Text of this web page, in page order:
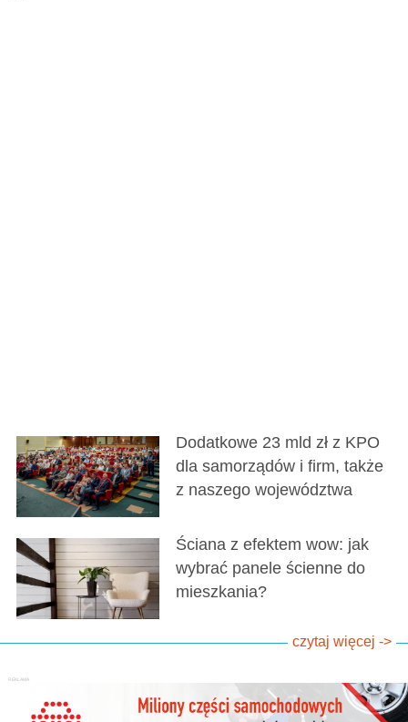
Dodatkowe 23 mld zł z KPO
dla samorządów i firm, także
z naszego województwa
Ściana z efektem wow: jak
wybrać panele ścienne do
mieszkania?
czytaj więcej ->